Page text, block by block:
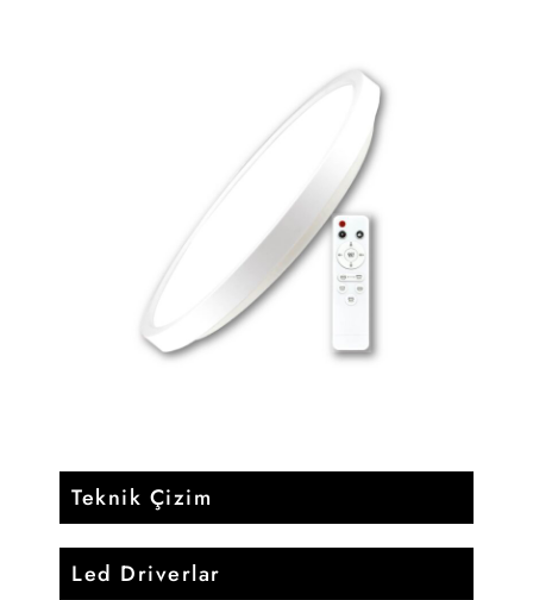
Teknik Çizim
Led Driverlar